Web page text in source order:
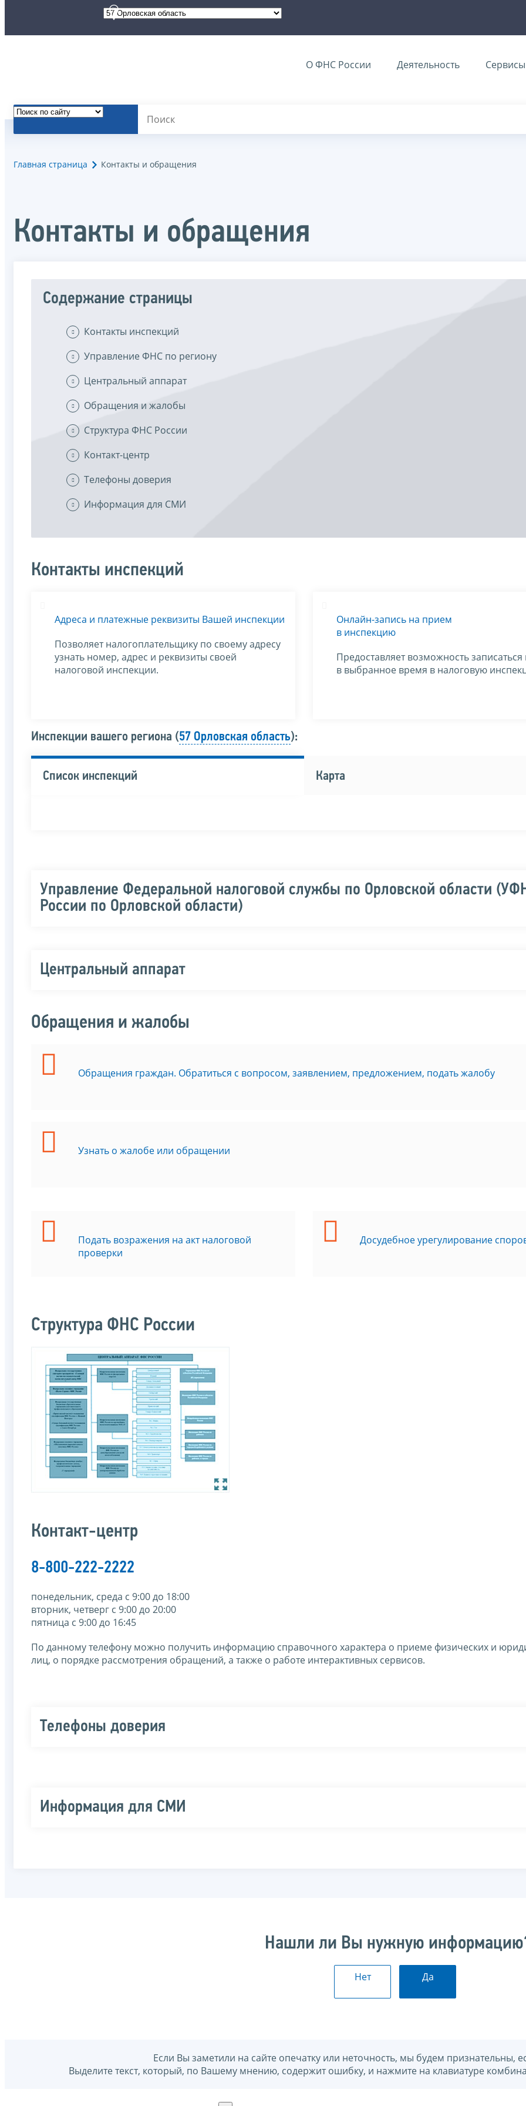
О ФНС России Деятельность Сервисы
Главная страница Контакты и обращения
Контакты и обращения
Содержание страницы
Контакты инспекций
Управление ФНС по региону
Центральный аппарат
Обращения и жалобы
Структура ФНС России
Контакт-центр
Телефоны доверия
Информация для СМИ
Контакты инспекций
Адреса и платежные реквизиты Вашей инспекции
Позволяет налогоплательщику по своему адресу
узнать номер, адрес и реквизиты своей
налоговой инспекции.
Онлайн-запись на прием
в инспекцию
Предоставляет возможность
в выбранное время в налоговую
Инспекции вашего региона (57 Орловская область):
Список инспекций Карта
Управление Федеральной налоговой службы по Орловской области
России по Орловской области)
Центральный аппарат
Обращения и жалобы
Обращения граждан. Обратиться с вопросом, заявлением, предложением, подать жалобу
Узнать о жалобе или обращении
Подать возражения на акт налоговой
проверки
Досудебное урегулирование
Структура ФНС России
Контакт-центр
8-800-222-2222
понедельник, среда с 9:00 до 18:00
вторник, четверг с 9:00 до 20:00
пятница с 9:00 до 16:45
По данному телефону можно получить информацию справочного характера о приеме физических и
лиц, о порядке рассмотрения обращений, а также о работе интерактивных сервисов.
Телефоны доверия
Информация для СМИ
Нашли ли Вы нужную
Нет Да
Если Вы заметили на сайте опечатку или неточность, мы будем признательны,
Выделите текст, который, по Вашему мнению, содержит ошибку, и нажмите на клавиатуре